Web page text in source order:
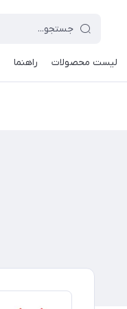
لیست محصولات راهنما